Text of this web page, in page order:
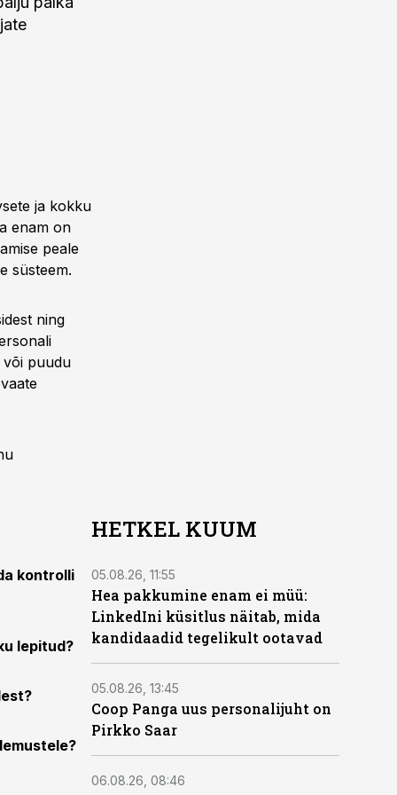
ja kokku
enam on
peale
süsteem.
ning
või puudu
kontrolli
lepitud?
HETKEL KUUM
05.08.26, 11:55
Hea pakkumine enam ei müü:
LinkedIni küsitlus näitab, mida
kandidaadid tegelikult ootavad
05.08.26, 13:45
Coop Panga uus personalijuht on
Pirkko Saar
06.08.26, 08:46